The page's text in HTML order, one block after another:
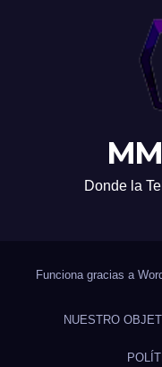
Donde la
Funciona gracias a
NUESTRO